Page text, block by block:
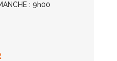
: 9h00